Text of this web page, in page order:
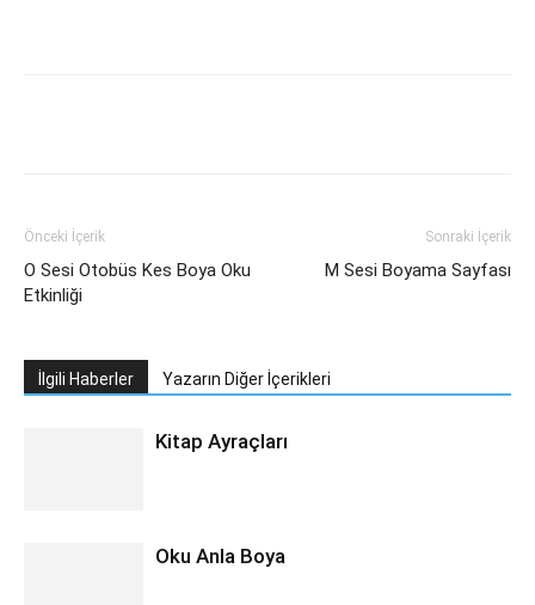
Önceki İçerik
O Sesi Otobüs Kes Boya Oku
Etkinliği
Sonraki İçerik
M Sesi Boyama Sayfası
İlgili Haberler Yazarın Diğer İçerikleri
Kitap Ayraçları
Oku Anla Boya